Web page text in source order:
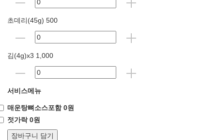
초데리(45g) 500
김(4g)x3 1,000
서비스메뉴
매운탕뼈소스포함 0원
젓가락 0원
장바구니 담기